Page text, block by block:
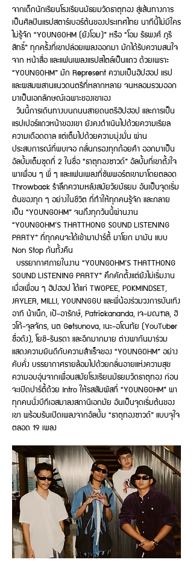
จากเด็กนักเรียนโรงเรียนมัธยมวัดธาตุทอง สู่เส้นทางการ
เป็นศิลปินแรปสตาร์เบอร์ต้นของประเทศไทย นาทีนี้ไม่มีใคร
ไม่รู้จัก “YOUNGOHM (ยังโอม)” หรือ “โอม รัธพงศ์ ภูรี
สิทธิ์” ทุกครั้งที่เขาปล่อยเพลงออกมา มักได้รับความสนใจ
จาก หน้าสื่อ และแฟนเพลงแรปสไตล์เป็นแถว ด้วยเพราะ
“YOUNGOHM” มัก Represent ความเป็นฮิปฮอป แรป
และผสมผสานแนวดนตรีที่หลากหลาย จนหลอมรวมออก
มาเป็นเอกลักษณ์เฉพาะของเขาเอง
วันนี้การเดินทางบนถนนสายดนตรีฮิปฮอป และการเป็น
แรปเปอร์แถวหน้าของเขา ยังคงดำเนินไปด้วยความเรียล
ความเดือดดาล แต่เต็มไปด้วยความมุ่งมั่น ผ่าน
ประสบการณ์ที่พบเจอ กลั่นกรองทุกถ้อยคำ ออกมาเป็น
อัลบั้มเต็มชุดที่ 2 ในชื่อ “ธาตุทองซาวด์” อัลบั้มที่เขาตั้งใจ
พาเพื่อน ๆ พี่ ๆ และแฟนเพลงที่ซัพพอร์ตเขามาโดยตลอด
Throwback รำลึกความหลังสมัยวัยมัธยม อันเป็นจุดเริ่ม
ต้นของทุก ๆ อย่างในชีวิต ที่ทำให้ทุกคนรู้จัก และกลาย
เป็น “YOUNGOHM” จนถึงทุกวันนี้ผ่านงาน
“YOUNGOHM’S THATTHONG SOUND LISTENING
PARTY” ที่ทุกคนจะได้เข้ามาปาร์ตี้ มาโยก มามัน แบบ
Non Stop กันทั้งคืน
บรรยากาศภายในงาน “YOUNGOHM’S THATTHONG
SOUND LISTENING PARTY” คึกคักตั้งแต่ยังไม่เริ่มงาน
เมื่อเพื่อน ๆ ฮิปฮอป ได้แก่ TWOPEE, POKMINDSET,
JAYLER, MILLI, YOUNNGGU และพี่น้องร่วมวงการบันเทิง
อาทิ น้าเน็ก, เป้-อารักษ์, Patrickananda, เจ-มณฑล, ฮิ
วโก้-จุลจักร, นต Getsunova, เนะ-อโณทัย (YouTuber
ชื่อดัง), โยชิ-รินรดา และอีกมากมาย ต่างพากันมาร่วม
แสดงความยินดีกับความสำเร็จของ “YOUNGOHM” อย่าง
คับคั่ง บรรยากาศรายล้อมไปด้วยกลิ่นอายแห่งความสุข
ความอบอุ่นจากเพื่อนสมัยโรงเรียนมัธยมวัดธาตุทอง ก่อน
จะเปิดปาร์ตี้ด้วย Intro ให้รสสัมผัสที่ “YOUNGOHM” พา
ทุกคนนั่งบีทีเอสมาลงสถานีเอกมัย อันเป็นจุดเริ่มต้นของ
เขา พร้อมรันเปิดเพลงจากอัลบั้ม “ธาตุทองซาวด์” แบบจุใจ
ตลอด 19 เพลง